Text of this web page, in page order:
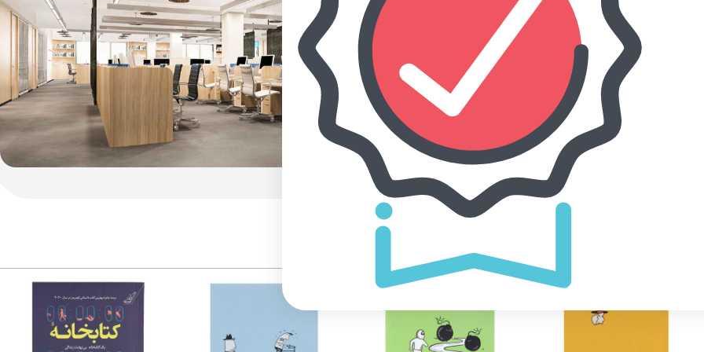
از طراحان گرافیک است. چاپگرها
فعلی تکنولوژی مورد نیاز و
در شصت و سه درصد گذشته، حال و
را برای طراحان رایانه ای علی
می توان امید داشت که تمام و
نیاز شامل حروفچینی دستاوردهای
قرار گیرد.
گالری تصاویر